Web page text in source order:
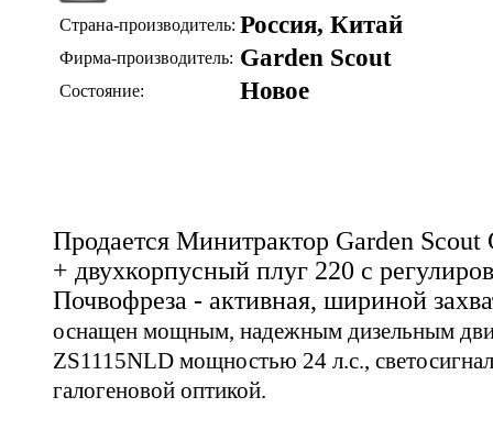
Страна-производитель: Россия, Китай
Фирма-производитель: Garden Scout
Состояние: Новое
Продается Минитрактор Garden Scout
+ двухкорпусный плуг 220 с
Почвофреза - активная, шириной
оснащен мощным, надежным дизельным
ZS1115NLD мощностью 24 л.с.,
галогеновой оптикой.